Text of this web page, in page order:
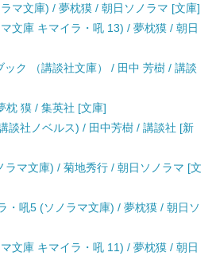
マ文庫) / 夢枕獏 / 朝日ソノラマ [文庫]
文庫 キマイラ・吼 13) / 夢枕獏 / 朝日
ック （講談社文庫） / 田中 芳樹 / 講談
枕 獏 / 集英社 [文庫]
談社ノベルス) / 田中芳樹 / 講談社 [新
ラマ文庫) / 菊地秀行 / 朝日ソノラマ [文
・吼5 (ソノラマ文庫) / 夢枕獏 / 朝日ソ
文庫 キマイラ・吼 11) / 夢枕獏 / 朝日